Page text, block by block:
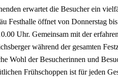
erwartet die Besucher ein
Festhalle öffnet von Donnerstag
Uhr. Gemeinsam mit der
während der gesamten
Wohl der Besucherinnen und
Frühschoppen ist für jeden